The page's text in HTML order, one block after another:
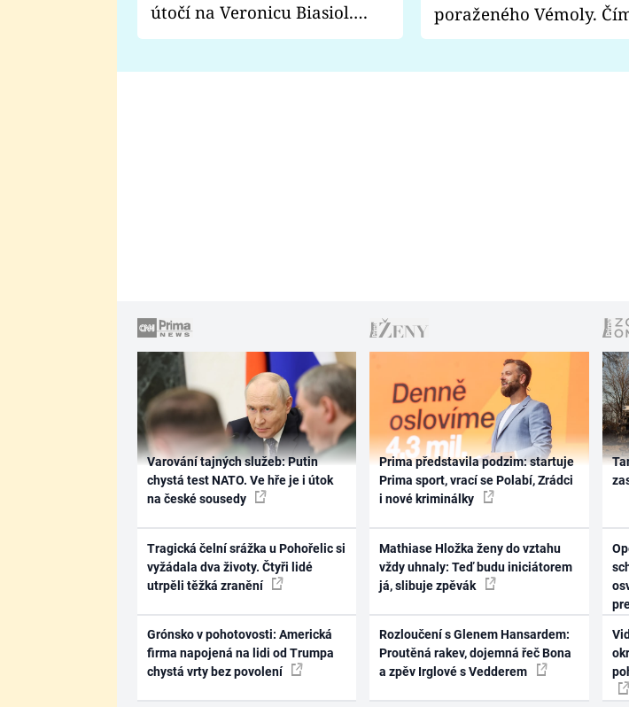
útočí na Veronicu Biasiol.
Proč je podle nich falešná a
poraženého Vémoly.
fanoušci naštvali?
Varování tajných služeb: Putin
chystá test NATO. Ve hře je i útok
na české sousedy
Tragická čelní srážka u Pohořelic si
vyžádala dva životy. Čtyři lidé
utrpěli těžká zranění
Grónsko v pohotovosti: Americká
firma napojená na lidi od Trumpa
chystá vrty bez povolení
Prima představila podzim: startuje
Prima sport, vrací se Polabí, Zrádci
i nové kriminálky
Mathiase Hložka ženy do vztahu
vždy uhnaly: Teď budu iniciátorem
já, slibuje zpěvák
Rozloučení s Glenem Hansardem:
Proutěná rakev, dojemná řeč Bona
a zpěv Irglové s Vedderem